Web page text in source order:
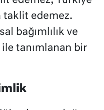
taklit edemez.
bağımlılık ve
tanımlanan bir